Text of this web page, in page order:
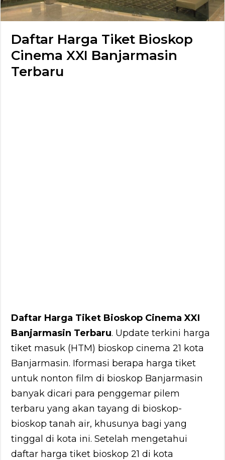
Daftar Harga Tiket Bioskop
Cinema XXI Banjarmasin
Terbaru
Daftar Harga Tiket Bioskop Cinema XXI
Banjarmasin Terbaru. Update terkini harga
tiket masuk (HTM) bioskop cinema 21 kota
Banjarmasin. Iformasi berapa harga tiket
untuk nonton film di bioskop Banjarmasin
banyak dicari para penggemar pilem
terbaru yang akan tayang di bioskop-
bioskop tanah air, khusunya bagi yang
tinggal di kota ini. Setelah mengetahui
daftar harga tiket bioskop 21 di kota